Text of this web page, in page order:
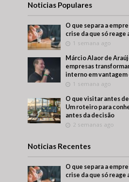
Noticias Populares
O que separa a
crise da que só reage
1 semana ago
Márcio Alaor de
empresas
interno em
1 semana ago
O que visitar antes
Um roteiro para
antes da decisão
2 semanas ago
Noticias Recentes
O que separa a
crise da que só reage